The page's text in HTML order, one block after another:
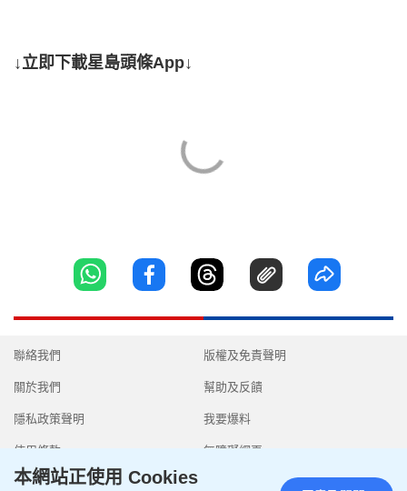
↓立即下載星島頭條App↓
聯絡我們
關於我們
隱私政策聲明
使用條款
版權及免責聲明
幫助及反饋
我要爆料
無障礙網頁
本網站正使用 Cookies